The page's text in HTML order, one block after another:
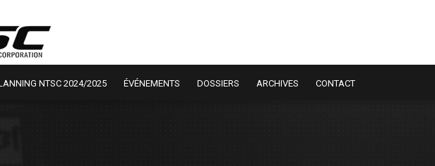
NTSC 2024/2025 ÉVÉNEMENTS DOSSIERS ARCHIVES CONTACT